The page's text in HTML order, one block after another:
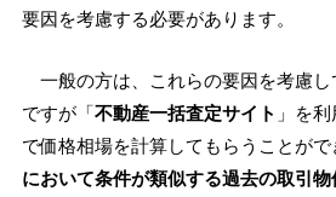
要因を考慮する必要があります。
一般の方は、これらの要因を考慮
ですが「不動産一括査定サイト 」を
で価格相場を計算してもらうことがで
において条件が類似する過去の取引